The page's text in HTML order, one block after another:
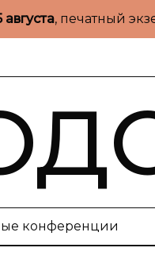
августа, печатный
конференции